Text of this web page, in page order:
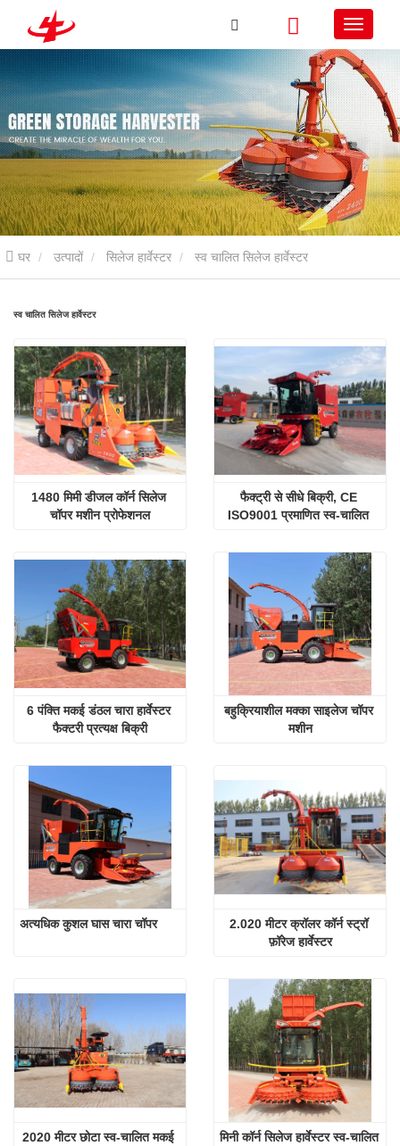
घर उत्पादों सिलेज हार्वेस्टर स्व चालित सिलेज हार्वेस्टर
स्व चालित सिलेज हार्वेस्टर
1480 मिमी डीजल कॉर्न सिलेज
चॉपर मशीन प्रोफेशनल
फैक्ट्री से सीधे बिक्री, CE
ISO9001 प्रमाणित स्व-चालित
6 पंक्ति मकई डंठल चारा हार्वेस्टर
फैक्टरी प्रत्यक्ष बिक्री
बहुक्रियाशील मक्का साइलेज चॉपर
मशीन
अत्यधिक कुशल घास चारा चॉपर
2.020 मीटर क्रॉलर कॉर्न स्ट्रॉ
फ़ॉरेज हार्वेस्टर
2020 मीटर छोटा स्व-चालित मकई
मिनी कॉर्न सिलेज हार्वेस्टर स्व-चालित